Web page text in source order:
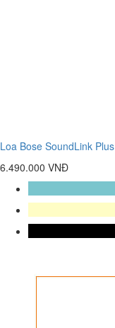
Loa Bose SoundLink Plus
6.490.000 VNĐ